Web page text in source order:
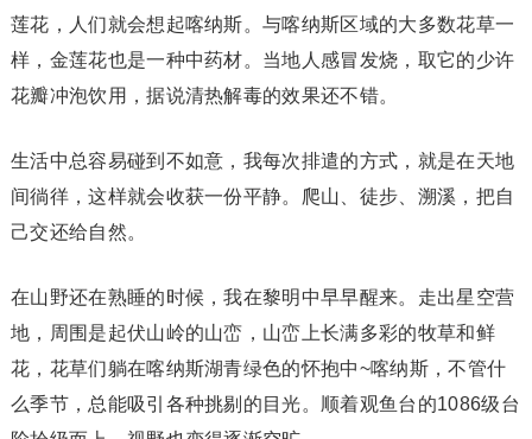
莲花，人们就会想起喀纳斯。与喀纳斯区域的大多数花草一
样，金莲花也是一种中药材。当地人感冒发烧，取它的少许
花瓣冲泡饮用，据说清热解毒的效果还不错。
生活中总容易碰到不如意，我每次排遣的方式，就是在天地
间徜徉，这样就会收获一份平静。爬山、徒步、溯溪，把自
己交还给自然。
在山野还在熟睡的时候，我在黎明中早早醒来。走出星空营
地，周围是起伏山岭的山峦，山峦上长满多彩的牧草和鲜
花，花草们躺在喀纳斯湖青绿色的怀抱中~喀纳斯，不管什
么季节，总能吸引各种挑剔的目光。顺着观鱼台的1086级台